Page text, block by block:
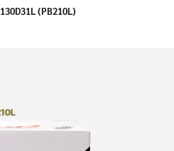
130D31L (PB210L)